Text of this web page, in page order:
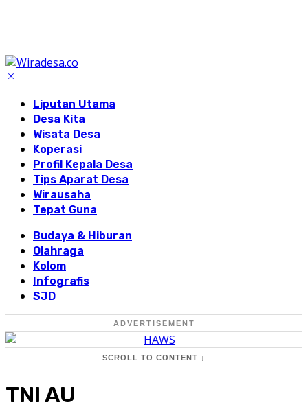
Liputan Utama
Desa Kita
Wisata Desa
Koperasi
Profil Kepala Desa
Tips Aparat Desa
Wirausaha
Tepat Guna
Budaya & Hiburan
Olahraga
Kolom
Infografis
SJD
ADVERTISEMENT
SCROLL TO CONTENT ↓
TNI AU